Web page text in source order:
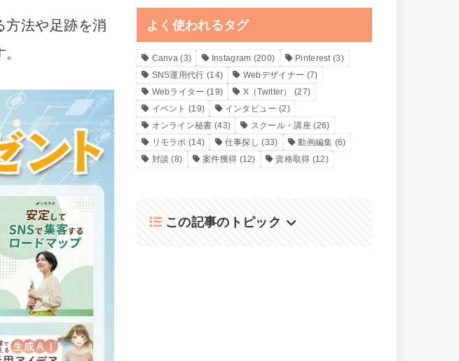
方法や足跡を消
よく使われるタグ
Canva (3) Instagram (200) Pinterest (3)
SNS運用代行 (14) Webデザイナー (7)
Webライター (19) X（Twitter）
(27)
イベント (19) インタビュー (2)
オンライン秘書 (43) スクール・講座(26)
リモラボ (14) 仕事探し (33) 動画編集 (6)
対談 (8) 案件獲得 (12) 資格取得 (12)
この記事のトピック